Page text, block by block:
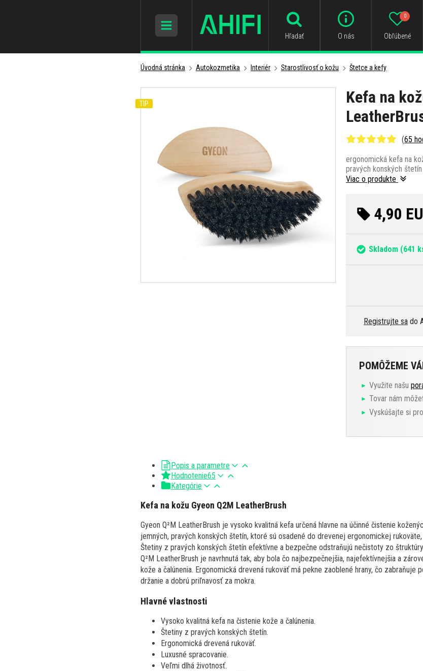
Hľadať O nás Obľúbené
0
Úvodná stránka Autokozmetika Interiér Starostlivosť o kožu Štetce a kefy
Kefa na
(65
ergonomická kefa na
pravých konských
Viac o produkte
4,90
Skladom (641
Registrujte sa do
POMÔŽEME
Využite našu
Tovar nám
Vyskúšajte si
TIP
Popis a parametre
Hodnotenie65
Kategórie
Kefa na kožu Gyeon Q2M LeatherBrush
Gyeon Q²M LeatherBrush je vysoko kvalitná kefa určená hlavne na účinné čistenie
jemných, pravých konských štetín, ktoré sú osadené do drevenej ergonomickej
Štetiny z pravých konských štetín efektívne a bezpečne odstraňujú nečistoty zo
Q²M LeatherBrush je navrhnutá tak, aby bola čo najbezpečnejšia, najefektívnejšia a
kože a čalúnenia. Ergonomická drevená rukoväť má pekne zaoblené hrany, čo zabraňuje
držanie a dobrú priľnavosť za mokra.
Hlavné vlastnosti
Vysoko kvalitná kefa na čistenie kože a čalúnenia.
Štetiny z pravých konských štetín.
Ergonomická drevená rukoväť.
Luxusné spracovanie.
Veľmi dlhá životnosť.